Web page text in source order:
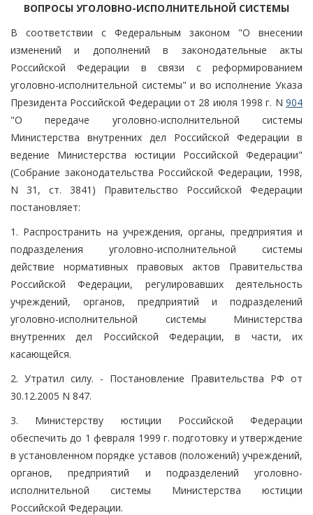
ВОПРОСЫ УГОЛОВНО-ИСПОЛНИТЕЛЬНОЙ СИСТЕМЫ
В соответствии с Федеральным законом "О внесении
изменений и дополнений в законодательные акты
Российской Федерации в связи с реформированием
уголовно-исполнительной системы" и во исполнение Указа
Президента Российской Федерации от 28 июля 1998 г. N 904
"О передаче уголовно-исполнительной системы
Министерства внутренних дел Российской Федерации в
ведение Министерства юстиции Российской Федерации"
(Собрание законодательства Российской Федерации, 1998,
N 31, ст. 3841) Правительство Российской Федерации
постановляет:
1. Распространить на учреждения, органы, предприятия и
подразделения уголовно-исполнительной системы
действие нормативных правовых актов Правительства
Российской Федерации, регулировавших деятельность
учреждений, органов, предприятий и подразделений
уголовно-исполнительной системы Министерства
внутренних дел Российской Федерации, в части, их
касающейся.
2. Утратил силу. - Постановление Правительства РФ от
30.12.2005 N 847.
3. Министерству юстиции Российской Федерации
обеспечить до 1 февраля 1999 г. подготовку и утверждение
в установленном порядке уставов (положений) учреждений,
органов, предприятий и подразделений уголовно-
исполнительной системы Министерства юстиции
Российской Федерации.